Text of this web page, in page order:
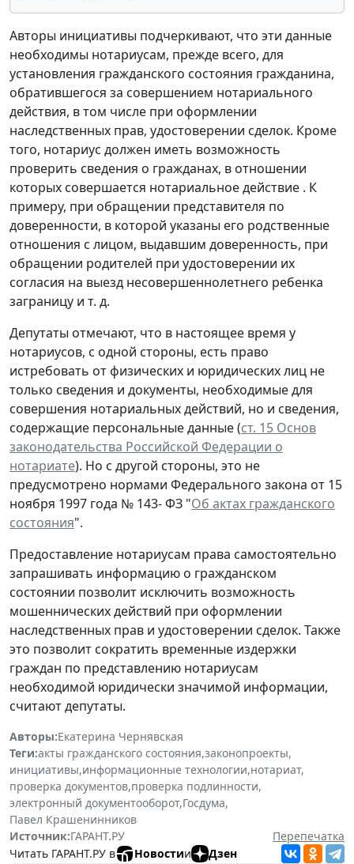
Авторы инициативы подчеркивают, что эти данные
необходимы нотариусам, прежде всего, для
установления гражданского состояния гражданина,
обратившегося за совершением нотариального
действия, в том числе при оформлении
наследственных прав, удостоверении сделок. Кроме
того, нотариус должен иметь возможность
проверить сведения о гражданах, в отношении
которых совершается нотариальное действие . К
примеру, при обращении представителя по
доверенности, в которой указаны его родственные
отношения с лицом, выдавшим доверенность, при
обращении родителей при удостоверении их
согласия на выезд несовершеннолетнего ребенка
заграницу и т. д.
Депутаты отмечают, что в настоящее время у
нотариусов, с одной стороны, есть право
истребовать от физических и юридических лиц не
только сведения и документы, необходимые для
совершения нотариальных действий, но и сведения,
содержащие персональные данные (ст. 15 Основ
законодательства Российской Федерации о
нотариате). Но с другой стороны, это не
предусмотрено нормами Федерального закона от 15
ноября 1997 года № 143- ФЗ "Об актах гражданского
состояния".
Предоставление нотариусам права самостоятельно
запрашивать информацию о гражданском
состоянии позволит исключить возможность
мошеннических действий при оформлении
наследственных прав и удостоверении сделок. Также
это позволит сократить временные издержки
граждан по представлению нотариусам
необходимой юридически значимой информации,
считают депутаты.
Авторы:Екатерина Чернявская
Теги:акты гражданского состояния,законопроекты,
инициативы,информационные технологии,нотариат,
проверка документов,проверка подлинности,
электронный документооборот,Госдума,
Павел Крашенинников
Источник:ГАРАНТ.РУ
Перепечатка
Читать ГАРАНТ.РУ в
Новостии Дзен